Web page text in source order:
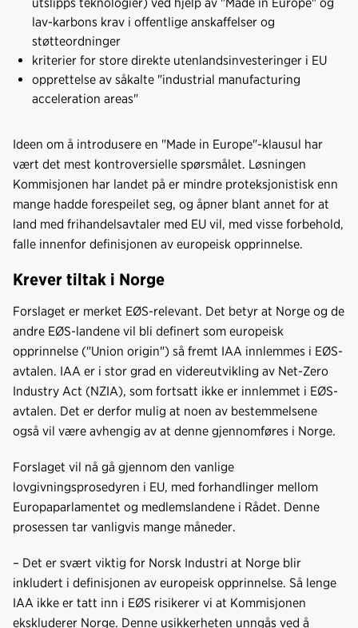
lav-karbons krav i offentlige anskaffelser og
støtteordninger
kriterier for store direkte utenlandsinvesteringer i EU
opprettelse av såkalte "industrial manufacturing
acceleration areas"
Ideen om å introdusere en "Made in Europe"-klausul har
vært det mest kontroversielle spørsmålet. Løsningen
Kommisjonen har landet på er mindre proteksjonistisk enn
mange hadde forespeilet seg, og åpner blant annet for at
land med frihandelsavtaler med EU vil, med visse forbehold,
falle innenfor definisjonen av europeisk opprinnelse.
Krever tiltak i Norge
Forslaget er merket EØS-relevant. Det betyr at Norge og de
andre EØS-landene vil bli definert som europeisk
opprinnelse ("Union origin") så fremt IAA innlemmes i EØS-
avtalen. IAA er i stor grad en videreutvikling av Net-Zero
Industry Act (NZIA), som fortsatt ikke er innlemmet i EØS-
avtalen. Det er derfor mulig at noen av bestemmelsene
også vil være avhengig av at denne gjennomføres i Norge.
Forslaget vil nå gå gjennom den vanlige
lovgivningsprosedyren i EU, med forhandlinger mellom
Europaparlamentet og medlemslandene i Rådet. Denne
prosessen tar vanligvis mange måneder.
– Det er svært viktig for Norsk Industri at Norge blir
inkludert i definisjonen av europeisk opprinnelse. Så lenge
IAA ikke er tatt inn i EØS risikerer vi at Kommisjonen
ekskluderer Norge. Denne usikkerheten unngås ved å